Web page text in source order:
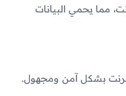
مما يحمي البيانات